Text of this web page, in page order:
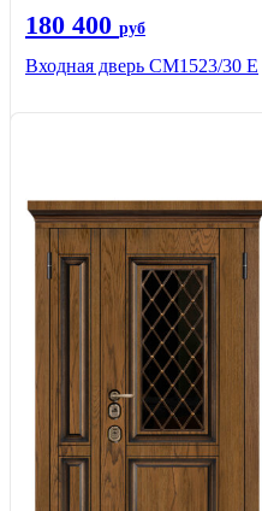
180 400 руб
Входная дверь СМ1523/30 Е